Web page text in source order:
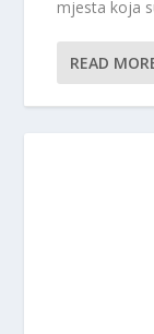
mjesta koja
READ